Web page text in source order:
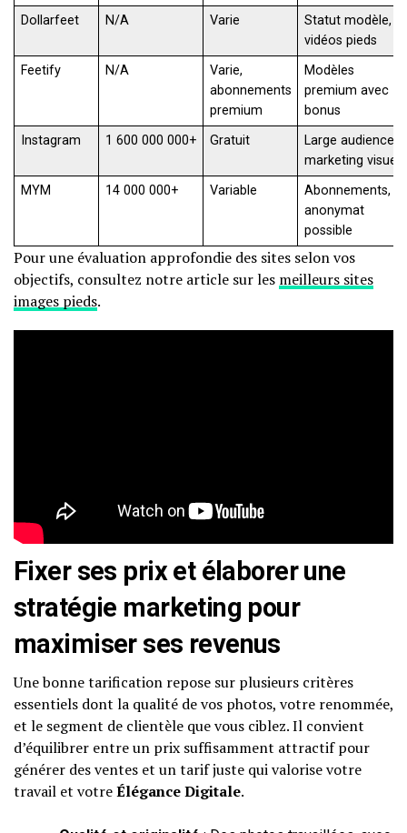
Dollarfeet
N/A Varie
Statut modèle,
vidéos pieds
Feetify
N/A
Varie,
abonnements
premium
Modèles
premium avec
bonus
Instagram
1 600 000 000+ Gratuit
Large audience,
marketing visuel
MYM
14 000 000+ Variable
Abonnements,
anonymat
possible
Pour une évaluation approfondie des sites selon vos
objectifs, consultez notre article sur les meilleurs sites
images pieds.
Fixer ses prix et élaborer une
stratégie marketing pour
maximiser ses revenus
Une bonne tarification repose sur plusieurs critères
essentiels dont la qualité de vos photos, votre renommée,
et le segment de clientèle que vous ciblez. Il convient
d’équilibrer entre un prix suffisamment attractif pour
générer des ventes et un tarif juste qui valorise votre
travail et votreÉlégance Digitale.